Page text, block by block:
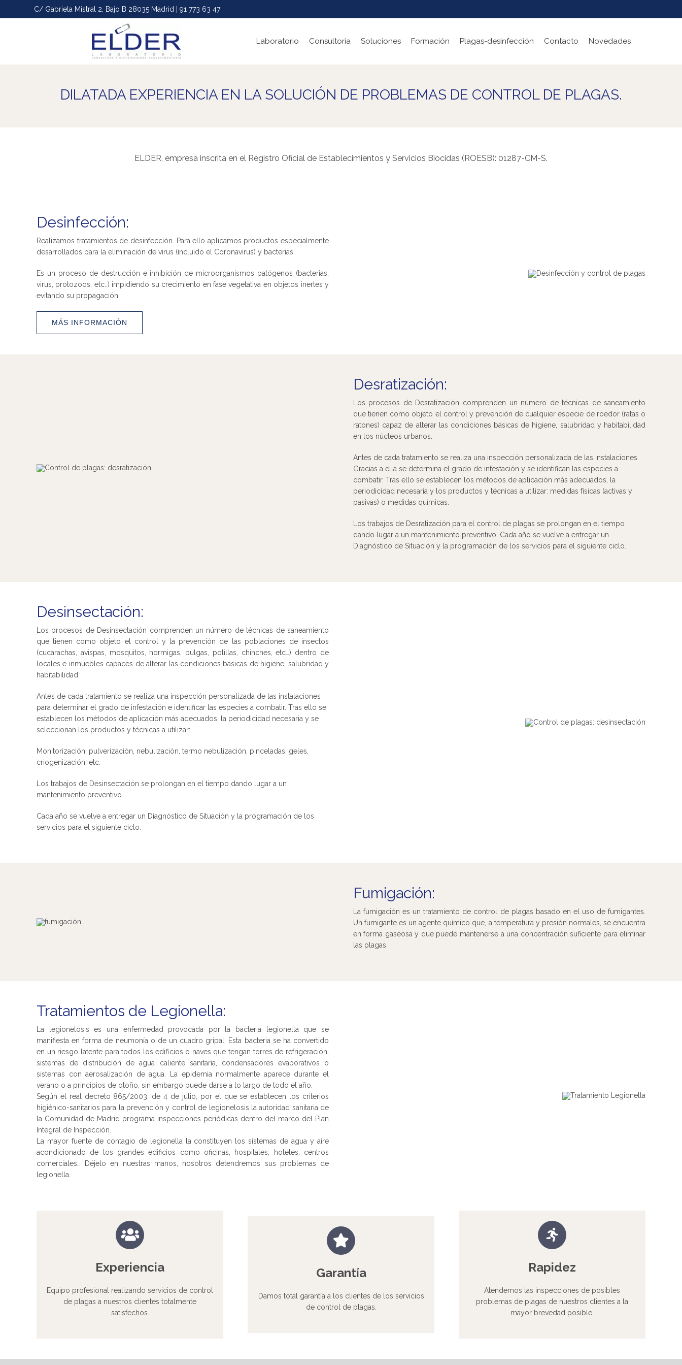
C/ Gabriela Mistral 2, Bajo B 28035 Madrid | 91 773 63 47
Laboratorio Consultoría Soluciones Formación Plagas-desinfección Contacto Novedades
DILATADA EXPERIENCIA EN LA SOLUCIÓN DE PROBLEMAS DE CONTROL DE PLAGAS.
ELDER, empresa inscrita en el Registro Oficial de Establecimientos y Servicios Biocidas (ROESB): 01287-CM-S.
Desinfección:
Realizamos tratamientos de desinfección. Para ello aplicamos productos especialmente
desarrollados para la eliminación de virus (incluido el Coronavirus) y bacterias.
Es un proceso de destrucción e inhibición de microorganismos patógenos (bacterias,
virus, protozoos, etc..) impidiendo su crecimiento en fase vegetativa en objetos inertes y
evitando su propagación.
MÁS INFORMACIÓN
Desratización:
Los procesos de Desratización comprenden un número de técnicas de saneamiento
que tienen como objeto el control y prevención de cualquier especie de roedor (ratas o
ratones) capaz de alterar las condiciones básicas de higiene, salubridad y habitabilidad
en los núcleos urbanos.
Antes de cada tratamiento se realiza una inspección personalizada de las instalaciones.
Gracias a ella se determina el grado de infestación y se identifican las especies a
combatir. Tras ello se establecen los métodos de aplicación más adecuados, la
periodicidad necesaria y los productos y técnicas a utilizar: medidas físicas (activas y
pasivas) o medidas químicas.
Los trabajos de Desratización para el control de plagas se prolongan en el tiempo
dando lugar a un mantenimiento preventivo. Cada año se vuelve a entregar un
Diagnóstico de Situación y la programación de los servicios para el siguiente ciclo.
Desinsectación:
Los procesos de Desinsectación comprenden un número de técnicas de saneamiento
que tienen como objeto el control y la prevención de las poblaciones de insectos
(cucarachas, avispas, mosquitos, hormigas, pulgas, polillas, chinches, etc…) dentro de
locales e inmuebles capaces de alterar las condiciones básicas de higiene, salubridad y
habitabilidad.
Antes de cada tratamiento se realiza una inspección personalizada de las instalaciones
para determinar el grado de infestación e identificar las especies a combatir. Tras ello se
establecen los métodos de aplicación más adecuados, la periodicidad necesaria y se
seleccionan los productos y técnicas a utilizar:
Monitorización, pulverización, nebulización, termo nebulización, pinceladas, geles,
criogenización, etc.
Los trabajos de Desinsectación se prolongan en el tiempo dando lugar a un
mantenimiento preventivo.
Cada año se vuelve a entregar un Diagnóstico de Situación y la programación de los
servicios para el siguiente ciclo.
Fumigación:
La fumigación es un tratamiento de control de plagas basado en el uso de fumigantes.
Un fumigante es un agente químico que, a temperatura y presión normales, se encuentra
en forma gaseosa y que puede mantenerse a una concentración suficiente para eliminar
las plagas.
Tratamientos de Legionella:
La legionelosis es una enfermedad provocada por la bacteria legionella que se
manifiesta en forma de neumonía o de un cuadro gripal. Esta bacteria se ha convertido
en un riesgo latente para todos los edificios o naves que tengan torres de refrigeración,
sistemas de distribución de agua caliente sanitaria, condensadores evaporativos o
sistemas con aerosalización de agua. La epidemia normalmente aparece durante el
verano o a principios de otoño, sin embargo puede darse a lo largo de todo el año.
Según el real decreto 865/2003, de 4 de julio, por el que se establecen los criterios
higiénico-sanitarios para la prevención y control de legionelosis la autoridad sanitaria de
la Comunidad de Madrid programa inspecciones periódicas dentro del marco del Plan
Integral de Inspección.
La mayor fuente de contagio de legionella la constituyen los sistemas de agua y aire
acondicionado de los grandes edificios como oficinas, hospitales, hoteles, centros
comerciales… Déjelo en nuestras manos, nosotros detendremos sus problemas de
legionella.
Experiencia
Equipo profesional realizando servicios de control
de plagas a nuestros clientes totalmente
satisfechos.
Garantía
Damos total garantía a los clientes de los servicios
de control de plagas.
Rapidez
Atendemos las inspecciones de posibles
problemas de plagas de nuestros clientes a la
mayor brevedad posible.